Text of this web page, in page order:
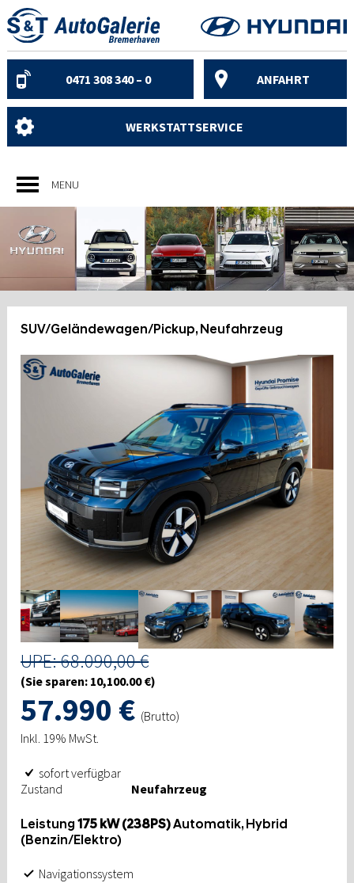
Skip
to
content
0471 308 340 – 0 ANFAHRT
WERKSTATTSERVICE
MENU
SUV/Geländewagen/Pickup, Neufahrzeug
UPE: 68.090,00 €
(Sie sparen: 10,100.00 €)
57.990 € (Brutto)
Inkl. 19% MwSt.
sofort verfügbar
Zustand
Neufahrzeug
Leistung 175 kW (238PS)Automatik, Hybrid
(Benzin/Elektro)
Navigationssystem